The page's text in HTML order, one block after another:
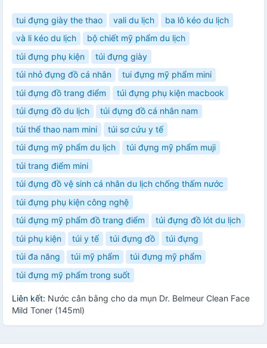
tui đựng giày the thao vali du lịch
ba lô kéo du lịch
và li kéo du lịch
bộ chiết mỹ phẩm du lịch
túi đựng phụ kiện
túi đựng giày
túi nhỏ đựng đồ cá nhân
tui đựng mỹ phẩm mini
túi đựng đồ trang điểm
túi đựng phụ kiện macbook
túi đựng đồ du lịch
túi đựng đồ cá nhân nam
túi thể thao nam mini
túi sơ cứu y tế
túi đựng mỹ phẩm du lịch
túi đựng mỹ phẩm muji
túi trang điểm mini
túi đựng đồ vệ sinh cá nhân du lịch chống thấm nước
túi đựng phụ kiện công nghệ
túi đựng mỹ phẩm đồ trang điểm
túi đựng đồ lót du lịch
túi phụ kiện
túi y tế túi đựng đồ
túi đựng
túi đa năng
túi mỹ phẩm
túi đựng mỹ phẩm
túi đựng mỹ phẩm trong suốt
Liên kết: Nước cân bằng cho da mụn Dr. Belmeur Clean Face
Mild Toner (145ml)